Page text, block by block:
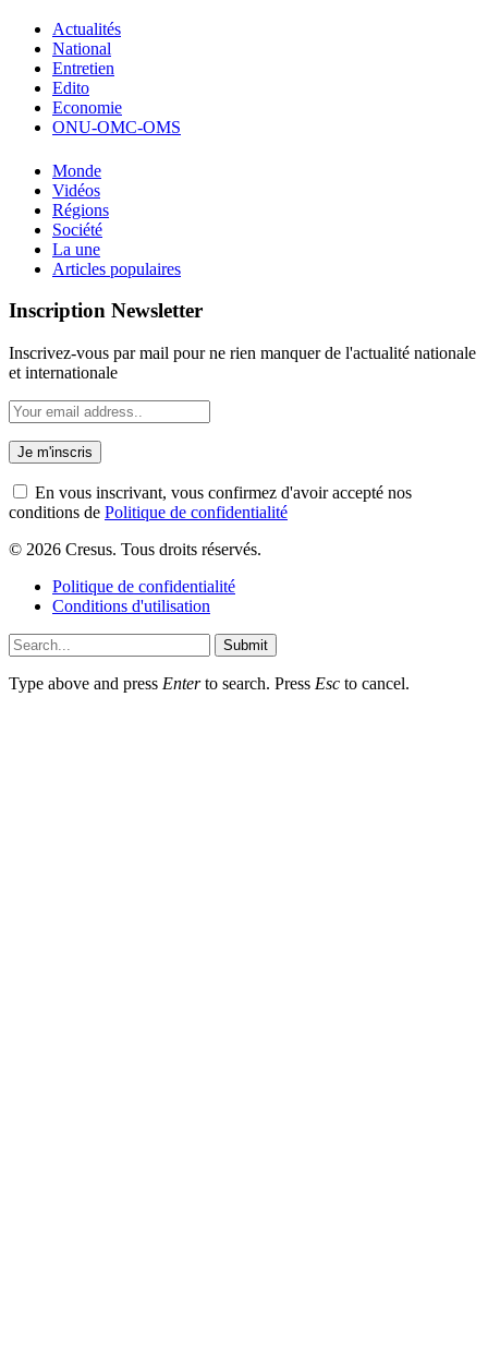
Actualités
National
Entretien
Edito
Economie
ONU-OMC-OMS
Monde
Vidéos
Régions
Société
La une
Articles populaires
Inscription Newsletter
Inscrivez-vous par mail pour ne rien manquer de l'actualité nationale
et internationale
En vous inscrivant, vous confirmez d'avoir accepté nos
conditions de Politique de confidentialité
© 2026 Cresus. Tous droits réservés.
Politique de confidentialité
Conditions d'utilisation
Submit
Type above and press Enterto search. Press Esc to cancel.